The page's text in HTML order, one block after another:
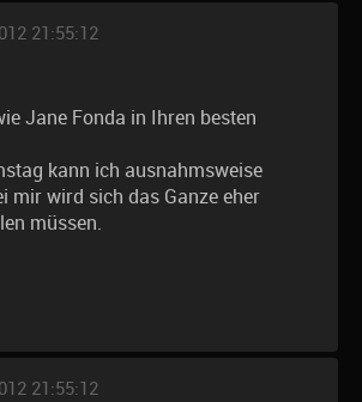
21:55:12
Jane Fonda in Ihren besten
kann ich ausnahmsweise
mir wird sich das Ganze eher
müssen.
21:55:12